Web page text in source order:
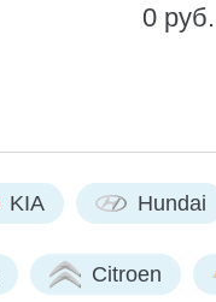
0 руб.
KIA Hundai
Citroen